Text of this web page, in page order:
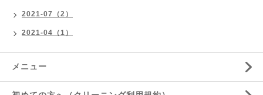
2021-07（2）
2021-04（1）
メニュー